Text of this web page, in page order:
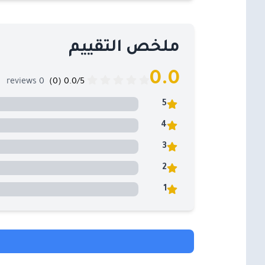
ملخص التقييم
0.0
0 reviews
5
4
3
2
1